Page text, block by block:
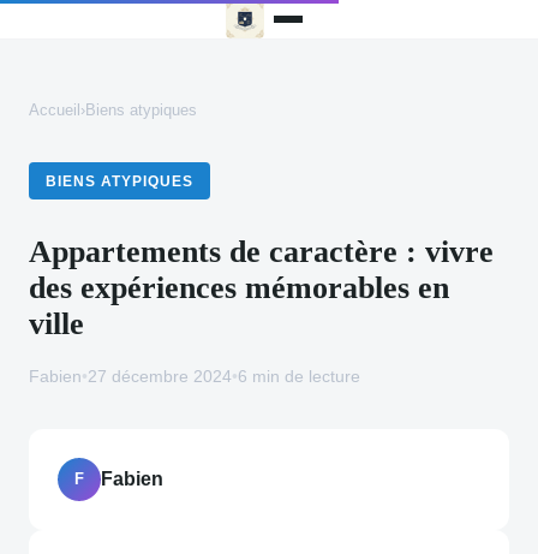
Accueil ›Biens atypiques
BIENS ATYPIQUES
Appartements de caractère : vivre
des expériences mémorables en
ville
Fabien•27 décembre 2024•6 min de lecture
F Fabien